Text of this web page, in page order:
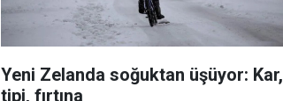
Yeni Zelanda soğuktan üşüyor: Kar,
tipi, fırtına